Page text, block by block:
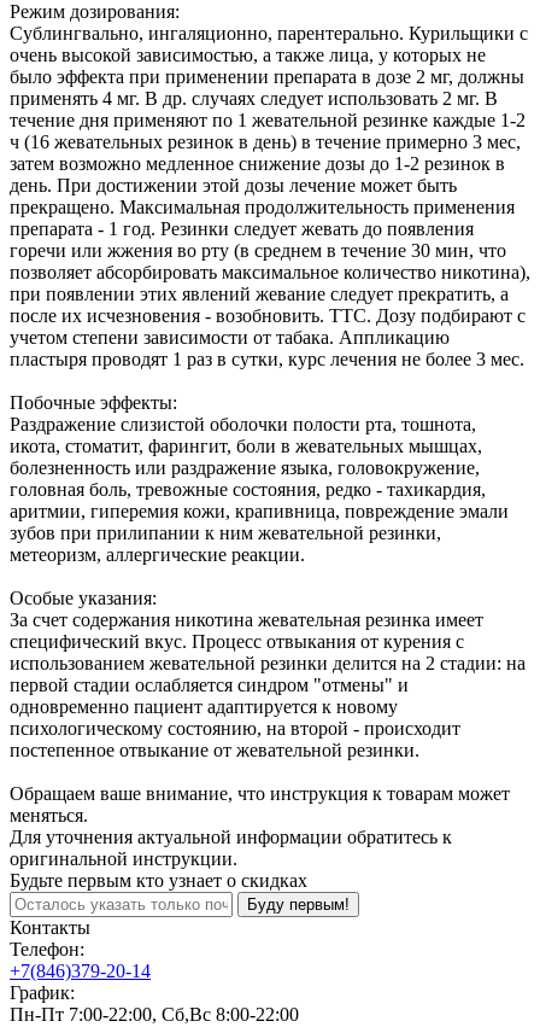
Режим дозирования:
Сублингвально, ингаляционно, парентерально. Курильщики с
очень высокой зависимостью, а также лица, у которых не
было эффекта при применении препарата в дозе 2 мг, должны
применять 4 мг. В др. случаях следует использовать 2 мг. В
течение дня применяют по 1 жевательной резинке каждые 1-2
ч (16 жевательных резинок в день) в течение примерно 3 мес,
затем возможно медленное снижение дозы до 1-2 резинок в
день. При достижении этой дозы лечение может быть
прекращено. Максимальная продолжительность применения
препарата - 1 год. Резинки следует жевать до появления
горечи или жжения во рту (в среднем в течение 30 мин, что
позволяет абсорбировать максимальное количество никотина),
при появлении этих явлений жевание следует прекратить, а
после их исчезновения - возобновить. ТТС. Дозу подбирают с
учетом степени зависимости от табака. Аппликацию
пластыря проводят 1 раз в сутки, курс лечения не более 3 мес.
Побочные эффекты:
Раздражение слизистой оболочки полости рта, тошнота,
икота, стоматит, фарингит, боли в жевательных мышцах,
болезненность или раздражение языка, головокружение,
головная боль, тревожные состояния, редко - тахикардия,
аритмии, гиперемия кожи, крапивница, повреждение эмали
зубов при прилипании к ним жевательной резинки,
метеоризм, аллергические реакции.
Особые указания:
За счет содержания никотина жевательная резинка имеет
специфический вкус. Процесс отвыкания от курения с
использованием жевательной резинки делится на 2 стадии: на
первой стадии ослабляется синдром "отмены" и
одновременно пациент адаптируется к новому
психологическому состоянию, на второй - происходит
постепенное отвыкание от жевательной резинки.
Обращаем ваше внимание, что инструкция к товарам может
меняться.
Для уточнения актуальной информации обратитесь к
оригинальной инструкции.
Будьте первым кто узнает о скидках
Буду первым!
Контакты
Телефон:
+7(846)379-20-14
График:
Пн-Пт 7:00-22:00, Сб,Вс 8:00-22:00